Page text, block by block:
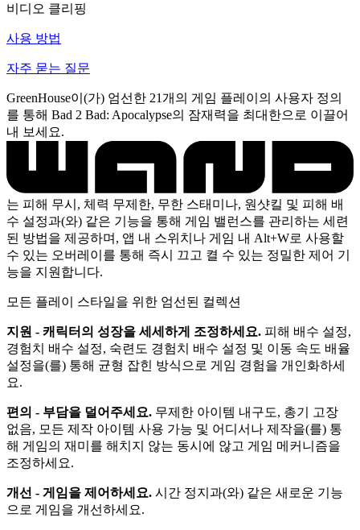
비디오 클리핑
사용 방법
자주 묻는 질문
GreenHouse이(가) 엄선한 21개의 게임 플레이의 사용자 정의
를 통해 Bad 2 Bad: Apocalypse의 잠재력을 최대한으로 이끌어
내 보세요.
는 피해 무시, 체력 무제한, 무한 스태미나, 원샷킬 및 피해 배
수 설정과(와) 같은 기능을 통해 게임 밸런스를 관리하는 세련
된 방법을 제공하며, 앱 내 스위치나 게임 내 Alt+W로 사용할
수 있는 오버레이를 통해 즉시 끄고 켤 수 있는 정밀한 제어 기
능을 지원합니다.
모든 플레이 스타일을 위한 엄선된 컬렉션
지원 - 캐릭터의 성장을 세세하게 조정하세요. 피해 배수 설정,
경험치 배수 설정, 숙련도 경험치 배수 설정 및 이동 속도 배율
설정을(를) 통해 균형 잡힌 방식으로 게임 경험을 개인화하세
요.
편의 - 부담을 덜어주세요. 무제한 아이템 내구도, 총기 고장
없음, 모든 제작 아이템 사용 가능 및 어디서나 제작을(를) 통
해 게임의 재미를 해치지 않는 동시에 않고 게임 메커니즘을
조정하세요.
개선 - 게임을 제어하세요. 시간 정지과(와) 같은 새로운 기능
으로 게임을 개선하세요.